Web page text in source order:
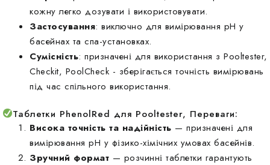
кожну легко дозувати і використовувати.
Застосування: виключно для вимірювання pH у
басейнах та спа-установках.
Сумісність: призначені для використання з Pooltester,
Checkit, PoolCheck - зберігається точність вимірювань
під час спільного використання.
Таблетки PhenolRed для Pooltester, Переваги:
Висока точність та надійність — призначені для
вимірювання pH у фізико-хімічних умовах басейнів.
Зручний формат — розчинні таблетки гарантують